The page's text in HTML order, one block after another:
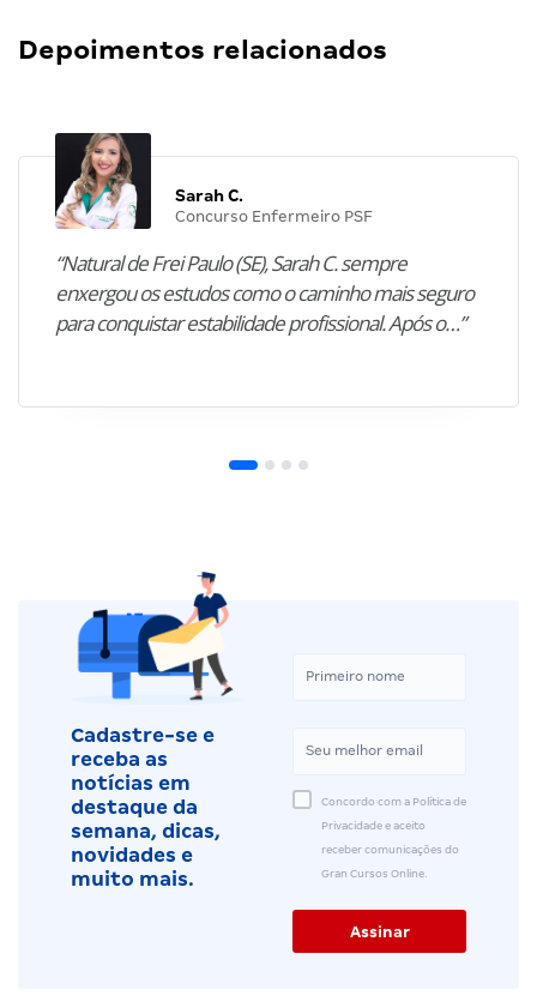
Depoimentos relacionados
Sarah C.
Concurso Enfermeiro PSF
“Natural de Frei Paulo (SE), Sarah C. sempre
enxergou os estudos como o caminho mais seguro
para conquistar estabilidade profissional. Após o…”
Cadastre-se e
receba as
notícias em
destaque da
semana, dicas,
novidades e
muito mais.
Concordo com a Política de
Privacidade e aceito
receber comunicações do
Gran Cursos Online.